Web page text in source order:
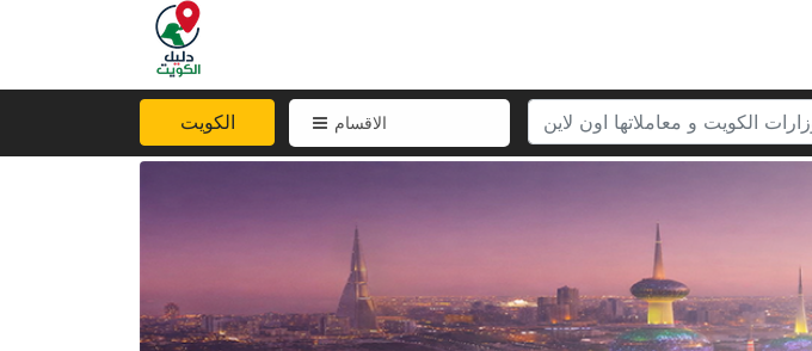
الكويت الاقسام